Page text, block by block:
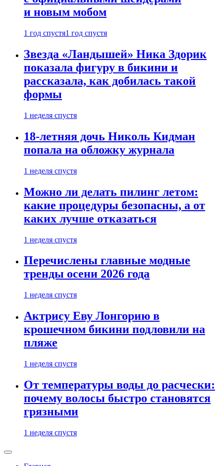
и новым мобом
1 год спустя1 год спустя
Звезда «Ландышей» Ника Здорик
показала фигуру в бикини и
рассказала, как добилась такой
формы
1 неделя спустя
18-летняя дочь Николь Кидман
попала на обложку журнала
1 неделя спустя
Можно ли делать пилинг летом:
какие процедуры безопасны, а от
каких лучше отказаться
1 неделя спустя
Перечислены главные модные
тренды осени 2026 года
1 неделя спустя
Актрису Еву Лонгорию в
крошечном бикини подловили на
пляже
1 неделя спустя
От температуры воды до расчески:
почему волосы быстро становятся
грязными
1 неделя спустя